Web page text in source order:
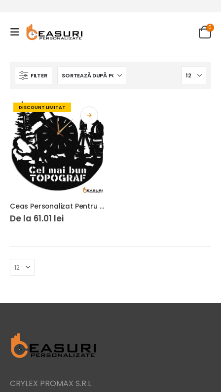
0
FILTER
DISCOUNT LIMITAT
Ceas Personalizat Pentru Cel Mai Bun Topograf
De la 61.01 lei
CRYLEX PROMAX S.R.L.